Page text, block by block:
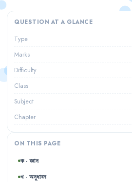
QUESTION AT A GLANCE
Type
Marks
Difficulty
Class
Subject
Chapter
ON THIS PAGE
ক · জ্ঞান
খ · অনুধাবন